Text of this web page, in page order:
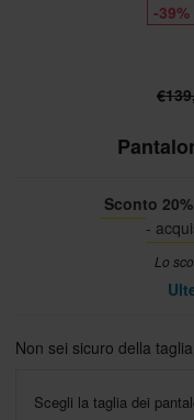
-39%
Sconto
-
Lo
Non sei sicuro della
Scegli la taglia dei